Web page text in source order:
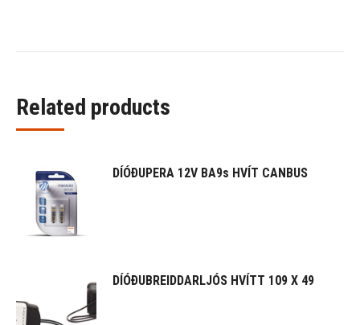
Related products
DÍÓÐUPERA 12V BA9s HVÍT CANBUS
DÍÓÐUBREIDDARLJÓS HVÍTT 109 X 49